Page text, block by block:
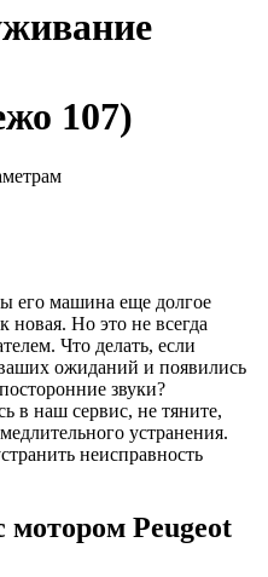
107)
его машина еще долгое
новая. Но это не всегда
Что делать, если
ожиданий и появились
звуки?
в наш сервис, не тяните,
устранения.
неисправность
мотором Peugeot